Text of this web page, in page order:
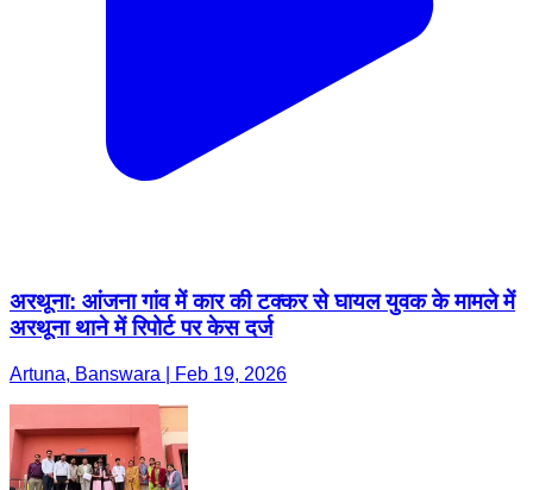
अरथूना: आंजना गांव में कार की टक्कर से घायल युवक के मामले में
अरथूना थाने में रिपोर्ट पर केस दर्ज
Artuna, Banswara | Feb 19, 2026